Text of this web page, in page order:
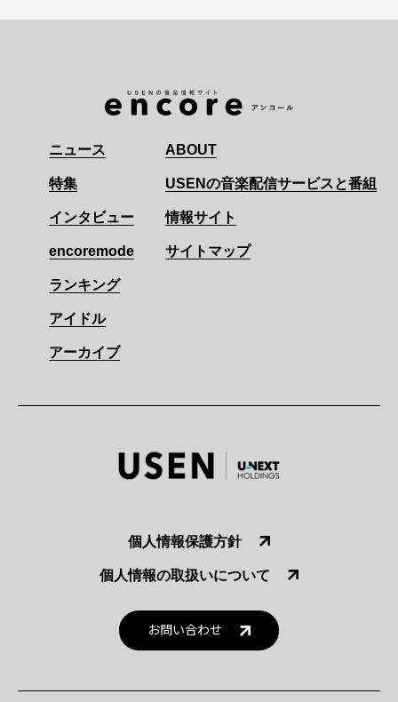
ニュース
特集
インタビュー
encoremode
ランキング
アイドル
アーカイブ
ABOUT
USENの音楽配信サービスと番組
情報サイト
サイトマップ
個人情報保護方針
個人情報の取扱いについて
お問い合わせ